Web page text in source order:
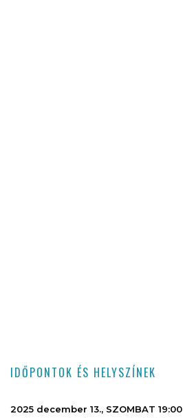
IDŐPONTOK ÉS HELYSZÍNEK
2025 december 13., SZOMBAT 19:00